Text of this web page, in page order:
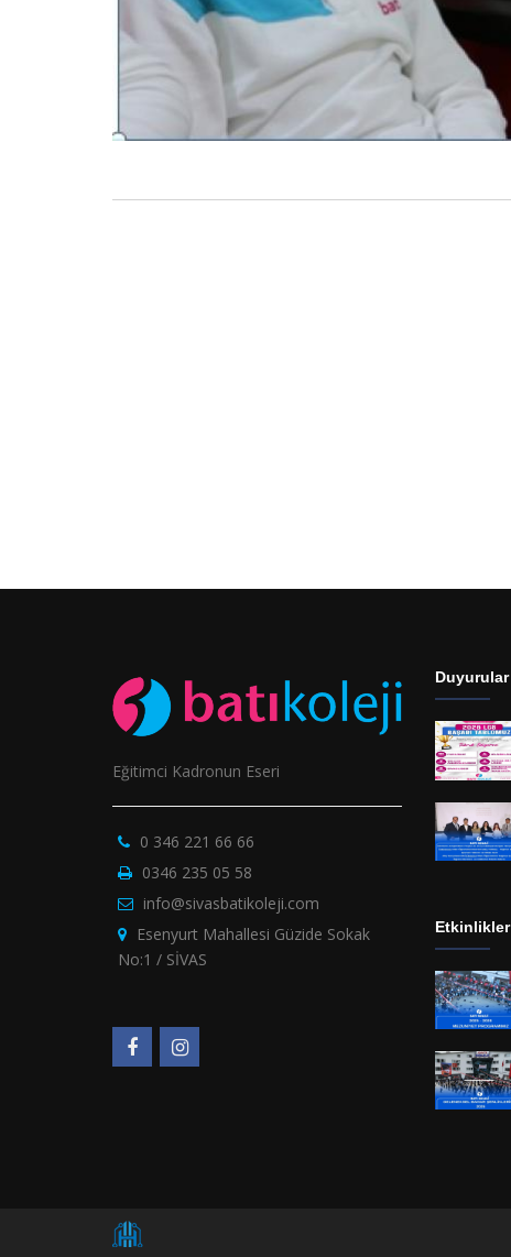
Eğitimci Kadronun Eseri
0 346 221 66 66
0346 235 05 58
info@sivasbatikoleji.com
Esenyurt Mahallesi Güzide Sokak
No:1 / SİVAS
Duyurular
Etkinlikler